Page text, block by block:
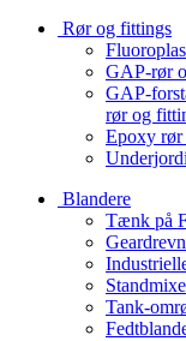
Rør og fittings
GAP-rør
GAP-
rør og
Epoxy
Blandere
Tænk på
Tank-